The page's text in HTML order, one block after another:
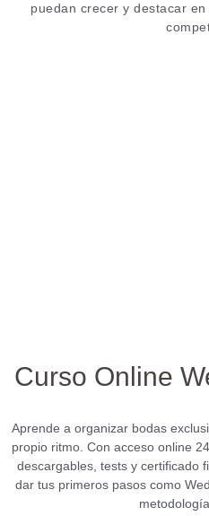
puedan crecer y destacar
Curso Online
Aprende a organizar bodas
propio ritmo. Con acceso online
descargables, tests y certificado
dar tus primeros pasos como